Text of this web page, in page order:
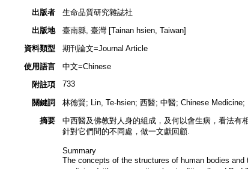
出版者
生命品質研究雜誌社
出版地
臺南縣, 臺灣 [Tainan hsien, Taiwan]
資料類型
期刊論文=Journal Article
使用語言
中文=Chinese
附註項
733
關鍵詞
林德賢; Lin, Te-hsien; 西醫; 中醫; Chinese Medicine;
摘要
中西醫及佛教對人身的組成，及何以會生病，看法有
針對它們間的不同處，做一文獻回顧.
Summary
The concepts of the structures of human bodies